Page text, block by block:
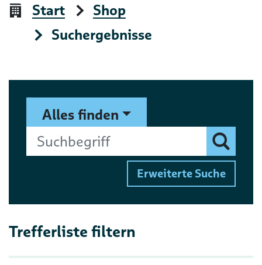
Start
Shop
Suchergebnisse
Suchformular
Alles finden
Suchbegriff
Finden
Erweiterte Suche
Trefferliste filtern